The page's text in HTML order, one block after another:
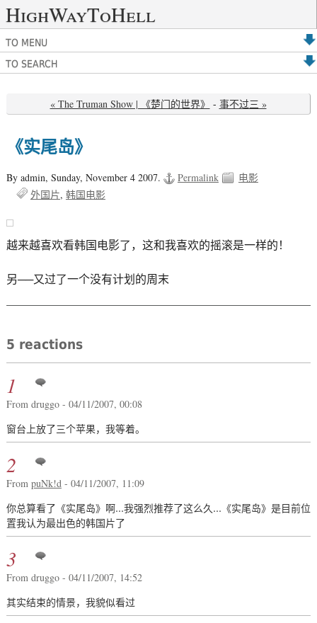
HighWayToHell
TO MENU
TO SEARCH
« The Truman Show | 《楚门的世界》 - 事不过三 »
《实尾岛》
By admin, Sunday, November 4 2007. Permalink
电影
外国片 韩国电影
越来越喜欢看韩国电影了，这和我喜欢的摇滚是一样的！
另──又过了一个没有计划的周末
5 reactions
1
From druggo - 04/11/2007, 00:08
窗台上放了三个苹果，我等着。
2
From puNk!d- 04/11/2007, 11:09
你总算看了《实尾岛》啊...我强烈推荐了这么久...《实尾岛》是目前位
置我认为最出色的韩国片了
3
From druggo - 04/11/2007, 14:52
其实结束的情景，我貌似看过